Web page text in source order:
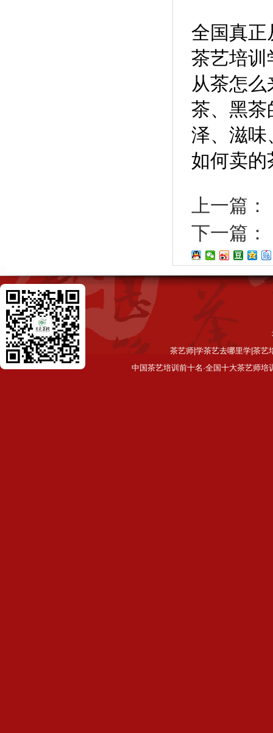
全国真正
茶艺培训
从茶怎
茶、黑茶
泽、滋味
如何卖的
上一篇：
下一篇：
茶艺师|学茶艺去哪里学|茶艺
中国茶艺培训前十名·全国十大茶艺师培